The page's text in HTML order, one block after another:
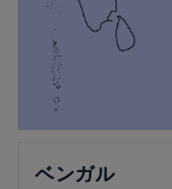
ベンガル